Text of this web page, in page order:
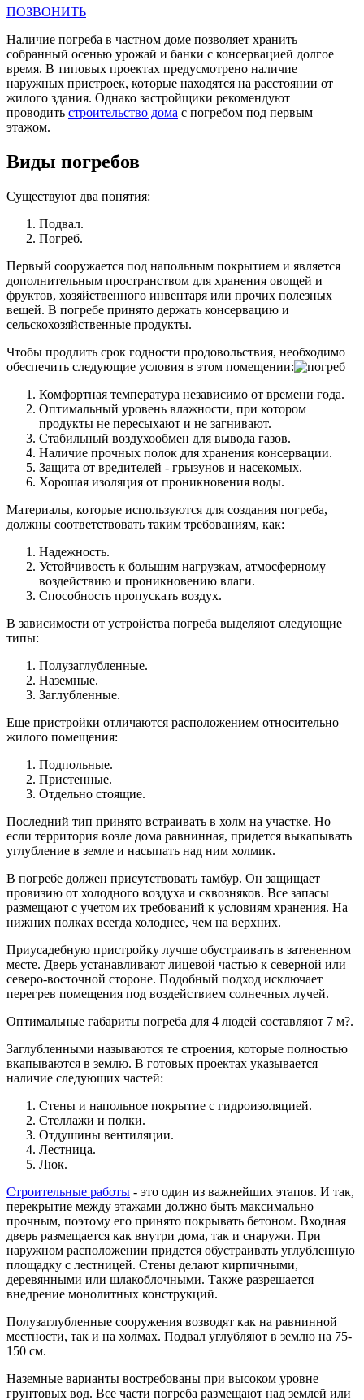
ПОЗВОНИТЬ
Наличие погреба в частном доме позволяет хранить
собранный осенью урожай и банки с консервацией долгое
время. В типовых проектах предусмотрено наличие
наружных пристроек, которые находятся на расстоянии от
жилого здания. Однако застройщики рекомендуют
проводить строительство дома с погребом под первым
этажом.
Виды погребов
Существуют два понятия:
Подвал.
Погреб.
Первый сооружается под напольным покрытием и является
дополнительным пространством для хранения овощей и
фруктов, хозяйственного инвентаря или прочих полезных
вещей. В погребе принято держать консервацию и
сельскохозяйственные продукты.
Чтобы продлить срок годности продовольствия, необходимо
обеспечить следующие условия в этом помещении:
Комфортная температура независимо от времени года.
Оптимальный уровень влажности, при котором
продукты не пересыхают и не загнивают.
Стабильный воздухообмен для вывода газов.
Наличие прочных полок для хранения консервации.
Защита от вредителей - грызунов и насекомых.
Хорошая изоляция от проникновения воды.
Материалы, которые используются для создания погреба,
должны соответствовать таким требованиям, как:
Надежность.
Устойчивость к большим нагрузкам, атмосферному
воздействию и проникновению влаги.
Способность пропускать воздух.
В зависимости от устройства погреба выделяют следующие
типы:
Полузаглубленные.
Наземные.
Заглубленные.
Еще пристройки отличаются расположением относительно
жилого помещения:
Подпольные.
Пристенные.
Отдельно стоящие.
Последний тип принято встраивать в холм на участке. Но
если территория возле дома равнинная, придется выкапывать
углубление в земле и насыпать над ним холмик.
В погребе должен присутствовать тамбур. Он защищает
провизию от холодного воздуха и сквозняков. Все запасы
размещают с учетом их требований к условиям хранения. На
нижних полках всегда холоднее, чем на верхних.
Приусадебную пристройку лучше обустраивать в затененном
месте. Дверь устанавливают лицевой частью к северной или
северо-восточной стороне. Подобный подход исключает
перегрев помещения под воздействием солнечных лучей.
Оптимальные габариты погреба для 4 людей составляют 7 м?.
Заглубленными называются те строения, которые полностью
вкапываются в землю. В готовых проектах указывается
наличие следующих частей:
Стены и напольное покрытие c гидроизоляцией.
Стеллажи и полки.
Отдушины вентиляции.
Лестница.
Люк.
Строительные работы - это один из важнейших этапов. И так,
перекрытие между этажами должно быть максимально
прочным, поэтому его принято покрывать бетоном. Входная
дверь размещается как внутри дома, так и снаружи. При
наружном расположении придется обустраивать углубленную
площадку с лестницей. Стены делают кирпичными,
деревянными или шлакоблочными. Также разрешается
внедрение монолитных конструкций.
Полузаглубленные сооружения возводят как на равнинной
местности, так и на холмах. Подвал углубляют в землю на 75-
150 см.
Наземные варианты востребованы при высоком уровне
грунтовых вод. Все части погреба размещают над землей или